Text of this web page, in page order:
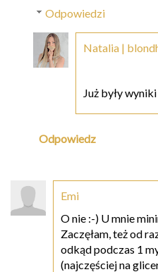
Odpowiedzi
Natalia |
Już były
Odpowiedz
Emi
O nie :-) U mnie
Zaczęłam, też od
odkąd podczas 1
(najczęściej na